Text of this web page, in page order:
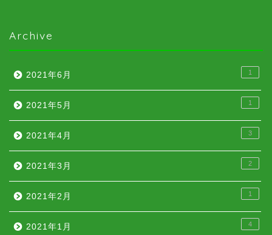
Archive
2021年6月 1
2021年5月 1
2021年4月 3
2021年3月 2
2021年2月 1
2021年1月 4